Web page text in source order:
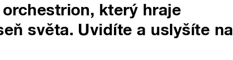
který hraje
světa. Uvidíte a uslyšíte na